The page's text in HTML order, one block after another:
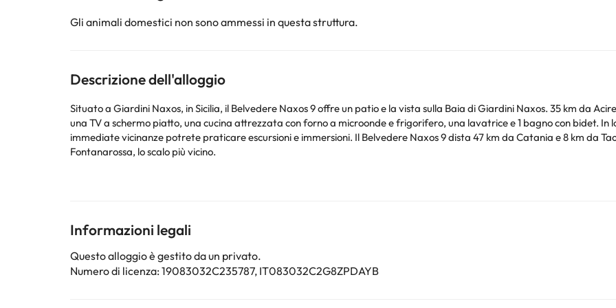
Gli animali domestici non sono ammessi in questa struttura.
Descrizione dell'alloggio
Situato a Giardini Naxos, in Sicilia, il Belvedere Naxos 9 offre un patio e la vista sulla Baia di Giardini Naxos. 35 km da Acireale. L'appartamento presenta 1 camera
una TV a schermo piatto, una cucina attrezzata con forno a microonde e frigorifero, una lavatrice e 1 bagno con bidet. In loco avrete a disposizione una terrazza, mentre nelle
immediate vicinanze potrete praticare escursioni e immersioni. Il Belvedere Naxos 9 dista 47 km da Catania e 8 km da Taormina. 51 km dall'Aeroporto di Catania-
Fontanarossa, lo scalo più vicino.
questa informazione nella sezione Richieste Speciali al momento della prenotazione, o contattare la struttura
Alcuni dei servizi indicati potrebbero essere a pagamento. Puoi consultare le relative tariffe direttamente presso la
Informazioni legali
Questo alloggio è gestito da un privato.
Numero di licenza: 19083032C235787, IT083032C2G8ZPDAYB